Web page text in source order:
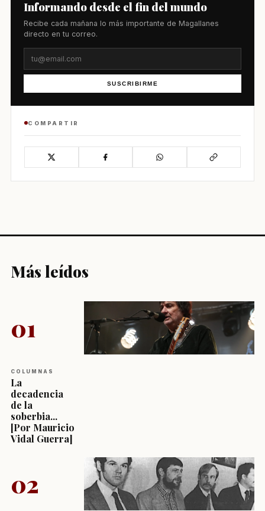
Informando desde el fin del mundo
Recibe cada mañana lo más importante de Magallanes
directo en tu correo.
SUSCRIBIRME
COMPARTIR
Más leídos
01
COLUMNAS
La
decadencia
de la
soberbia...
[Por Mauricio
Vidal Guerra]
02